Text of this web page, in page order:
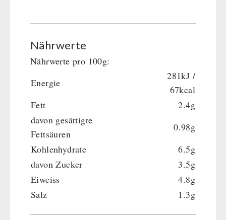
Nährwerte
Nährwerte pro 100g:
Energie
281kJ /
67kcal
Fett
2.4g
davon gesättigte
Fettsäuren
0.98g
Kohlenhydrate
6.5g
davon Zucker
3.5g
Eiweiss
4.8g
Salz
1.3g